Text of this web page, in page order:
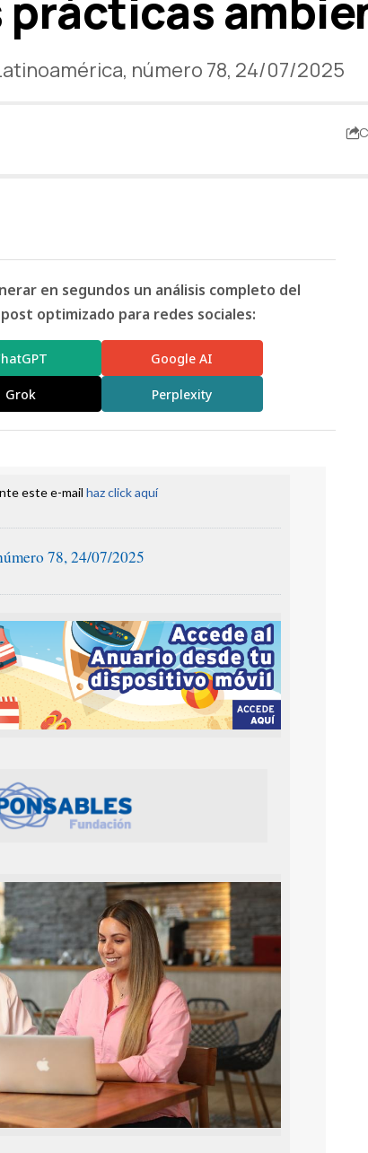
número 78, 24/07/2025
en segundos un análisis completo del
optimizado para redes sociales:
Google AI
Grok Perplexity
este e-mailhaz click aquí
78, 24/07/2025